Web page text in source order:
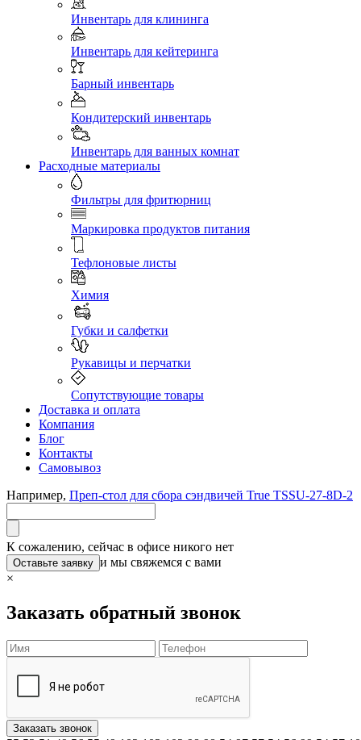
Инвентарь для клининга
Инвентарь для кейтеринга
Барный инвентарь
Кондитерский инвентарь
Инвентарь для ванных комнат
Расходные материалы
Фильтры для фритюрниц
Маркировка продуктов питания
Тефлоновые листы
Химия
Губки и салфетки
Рукавицы и перчатки
Сопутствующие товары
Доставка и оплата
Компания
Блог
Контакты
Самовывоз
Например, Преп-стол для сбора сэндвичей True TSSU-27-8D-2
К сожалению, сейчас в офисе никого нет
Оставьте заявку и мы свяжемся с вами
×
Заказать обратный звонок